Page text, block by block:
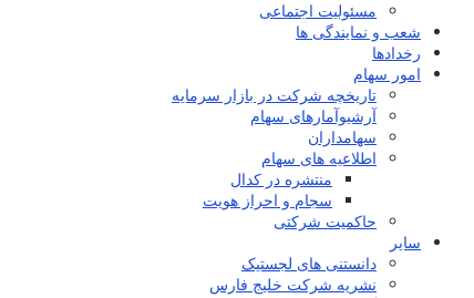
مسئولیت اجتماعی
شعب و نمایندگی ها
رخدادها
امور سهام
تاریخچه شرکت در بازار سرمایه
آرشیوآمارهای سهام
سهامداران
اطلاعیه های سهام
منتشره در کدال
سجام و احراز هویت
حاکمیت شرکتی
سایر
دانستنی های لجستیک
نشریه شرکت خلیج فارس